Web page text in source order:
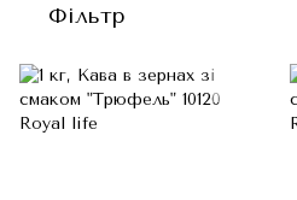
Фільтр